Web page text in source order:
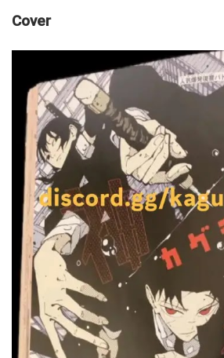
Cover